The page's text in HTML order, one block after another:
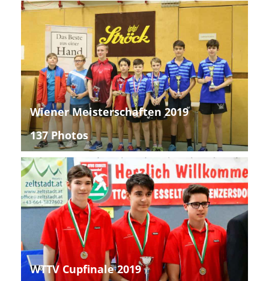
Wiener Meisterschaften 2019
137 Photos
WTTV Cupfinale 2019